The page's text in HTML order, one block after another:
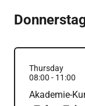
Thursday
08:00 - 11:00
Akademie-